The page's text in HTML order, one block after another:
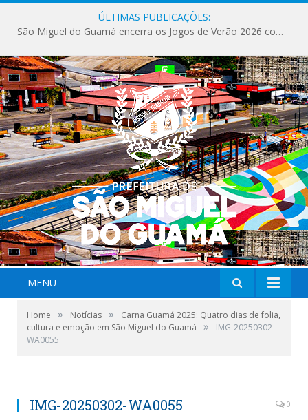
ÚLTIMAS PUBLICAÇÕES:
MENU
Home » Notícias »
Carna Guamá 2025: Quatro dias de folia,
cultura e emoção em São Miguel do Guamá
»
IMG-20250302-
WA0055
IMG-20250302-WA0055 0